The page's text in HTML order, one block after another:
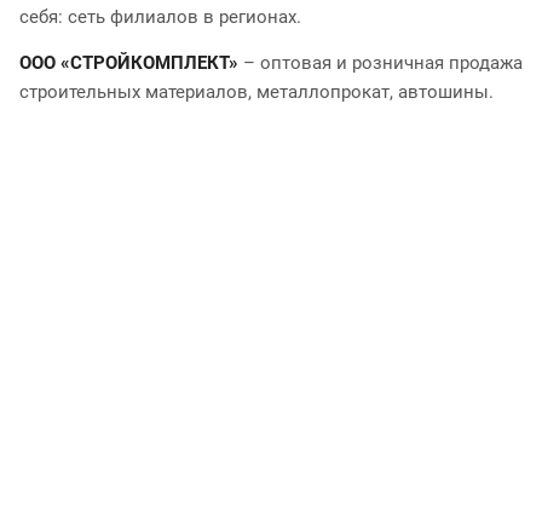
себя: сеть филиалов в регионах.
ООО «СТРОЙКОМПЛЕКТ» – оптовая и розничная продажа
строительных материалов, металлопрокат, автошины.